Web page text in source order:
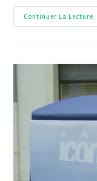
Continuer La Lecture